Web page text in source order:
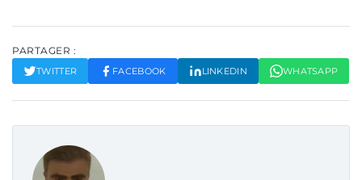
PARTAGER :
TWITTER FACEBOOK LINKEDIN WHATSAPP